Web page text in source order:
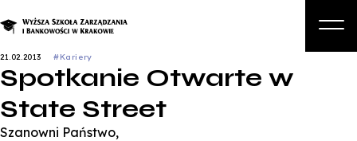
21.02.2013 #Kariery
Spotkanie Otwarte w
State Street
Szanowni Państwo,